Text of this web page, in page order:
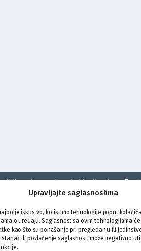
Upravljajte saglasnostima
iskustvo, koristimo tehnologije poput
o uređaju. Saglasnost sa ovim tehnologijama
kao što su ponašanje pri pregledanju ili
ili povlačenje saglasnosti može negativno
privatnosti Uvjeti korištenja